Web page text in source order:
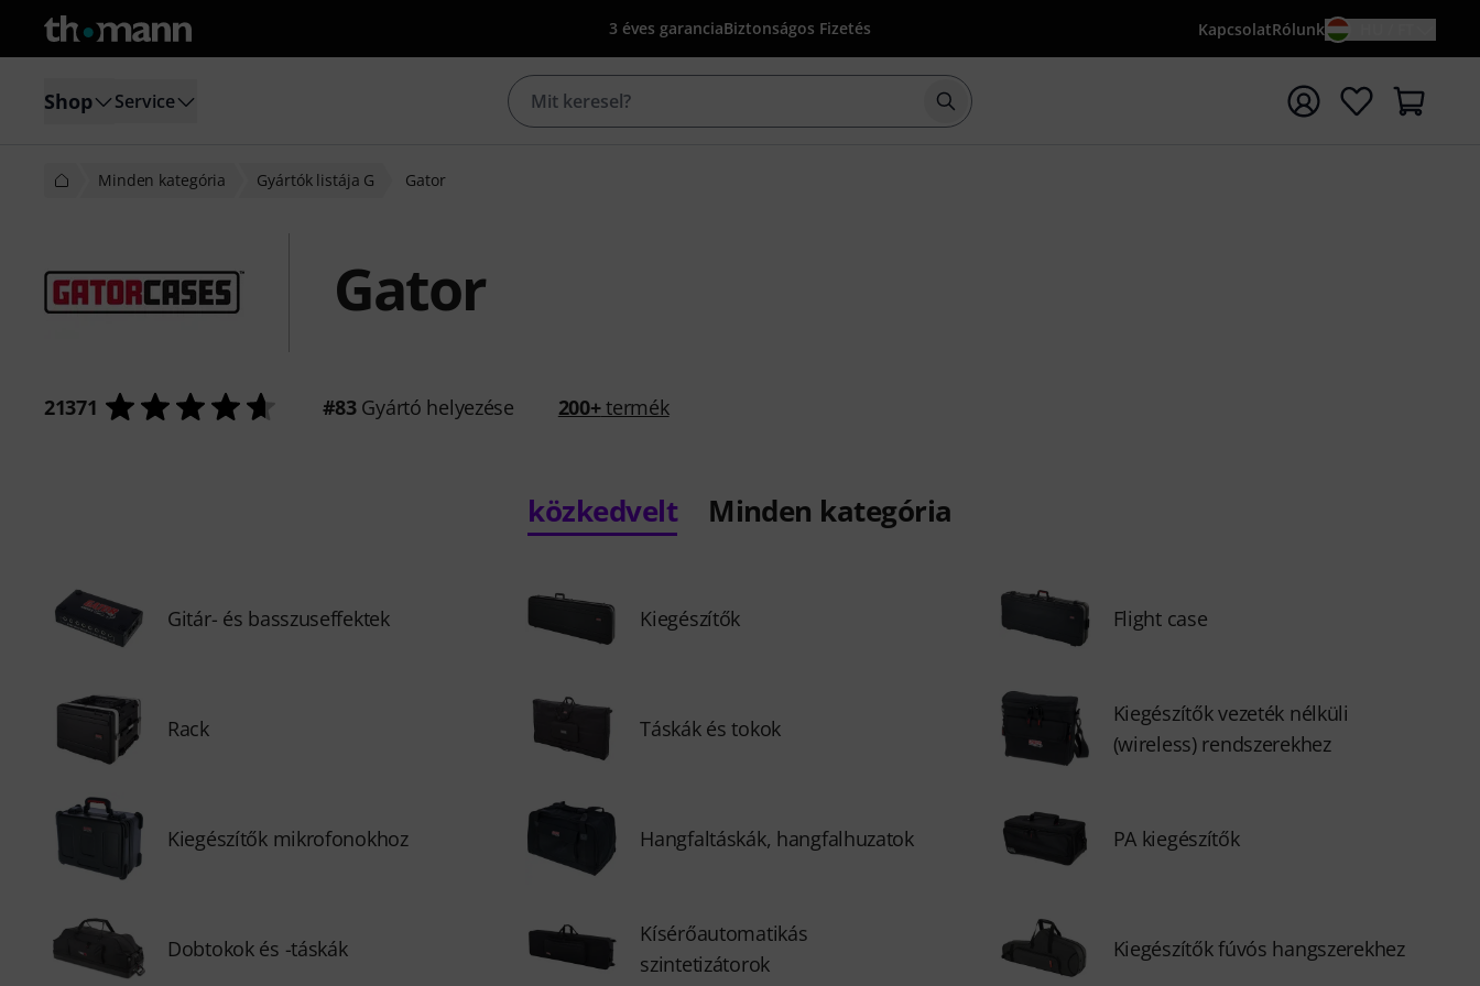
3 éves garanciaBiztonságos Fizetés KapcsolatRólunk
Shop Service Keresés indítása {searchTerm} keresőszóval
Minden kategória Gyártók listája G Gator
Gator
21371 #83Gyártó helyezése 200+termék
közkedvelt Minden kategória
Gitár- és basszuseffektek Kiegészítők Flight case
Rack Táskák és tokok
Kiegészítők vezeték nélküli
(wireless) rendszerekhez
Kiegészítők mikrofonokhoz Hangfaltáskák, hangfalhuzatok PA kiegészítők
Dobtokok és -táskák
Kísérőautomatikás
szintetizátorok
Kiegészítők fúvós hangszerekhez